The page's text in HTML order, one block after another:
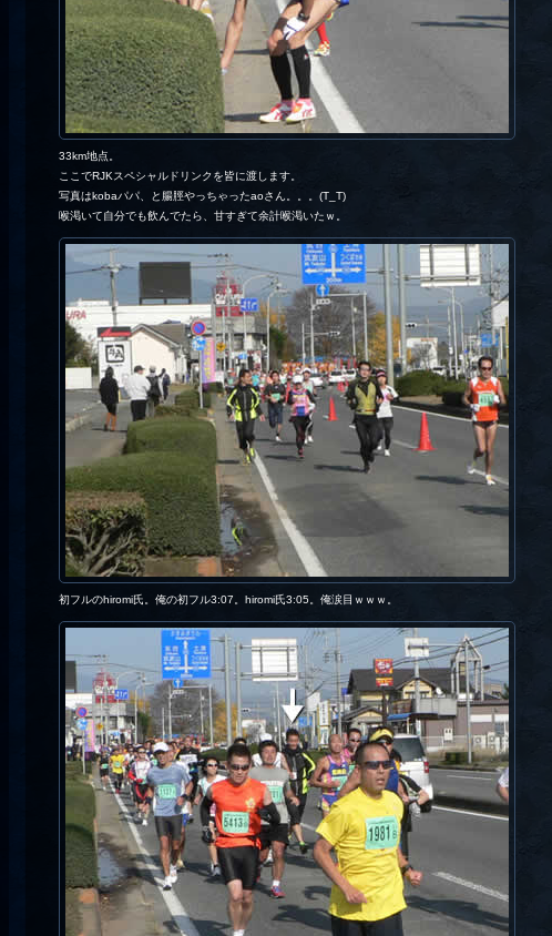
33km地点。
ここでRJKスペシャルドリンクを皆に渡します。
写真はkobaパパ、と腸脛やっちゃったaoさん。。。(T_T)
喉渇いて自分でも飲んでたら、甘すぎて余計喉渇いたｗ。
初フルのhiromi氏。俺の初フル3:07。hiromi氏3:05。俺涙目ｗｗｗ。